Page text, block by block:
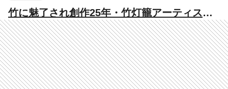
竹に魅了され創作25年・竹灯籠アーティスト
「真剣にひとつのことに情熱を注いで向き合
っている大人」次世代へ伝えるメッセージ